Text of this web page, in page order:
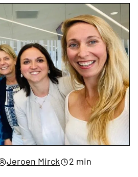
Jeroen Mirck
2 min